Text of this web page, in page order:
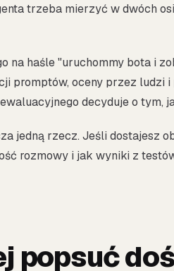
trzeba mierzyć w dwóch
na haśle "uruchommy bota i
promptów, oceny przez ludzi
decyduje o tym,
jedną rzecz. Jeśli dostajesz
rozmowy i jak wyniki z
popsuć